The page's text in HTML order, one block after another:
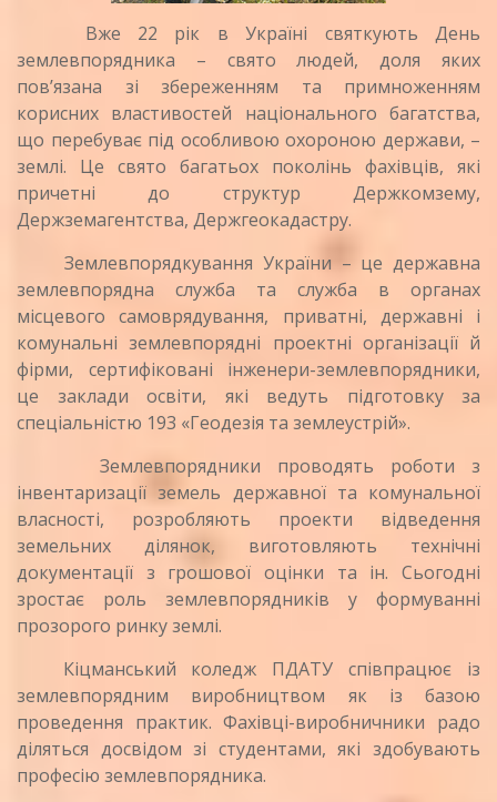
Вже 22 рік в Україні святкують День
землевпорядника – свято людей, доля яких
пов’язана зі збереженням та примноженням
корисних властивостей національного багатства,
що перебуває під особливою охороною держави, –
землі. Це свято багатьох поколінь фахівців, які
причетні до структур Держкомзему,
Держземагентства, Держгеокадастру.
Землевпорядкування України – це державна
землевпорядна служба та служба в органах
місцевого самоврядування, приватні, державні і
комунальні землевпорядні проектні організації й
фірми, сертифіковані інженери-землевпорядники,
це заклади освіти, які ведуть підготовку за
спеціальністю 193 «Геодезія та землеустрій».
Землевпорядники проводять роботи з
інвентаризації земель державної та комунальної
власності, розробляють проекти відведення
земельних ділянок, виготовляють технічні
документації з грошової оцінки та ін. Сьогодні
зростає роль землевпорядників у формуванні
прозорого ринку землі.
Кіцманський коледж ПДАТУ співпрацює із
землевпорядним виробництвом як із базою
проведення практик. Фахівці-виробничники радо
діляться досвідом зі студентами, які здобувають
професію землевпорядника.